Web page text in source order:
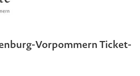
Vorpommern Ticket-